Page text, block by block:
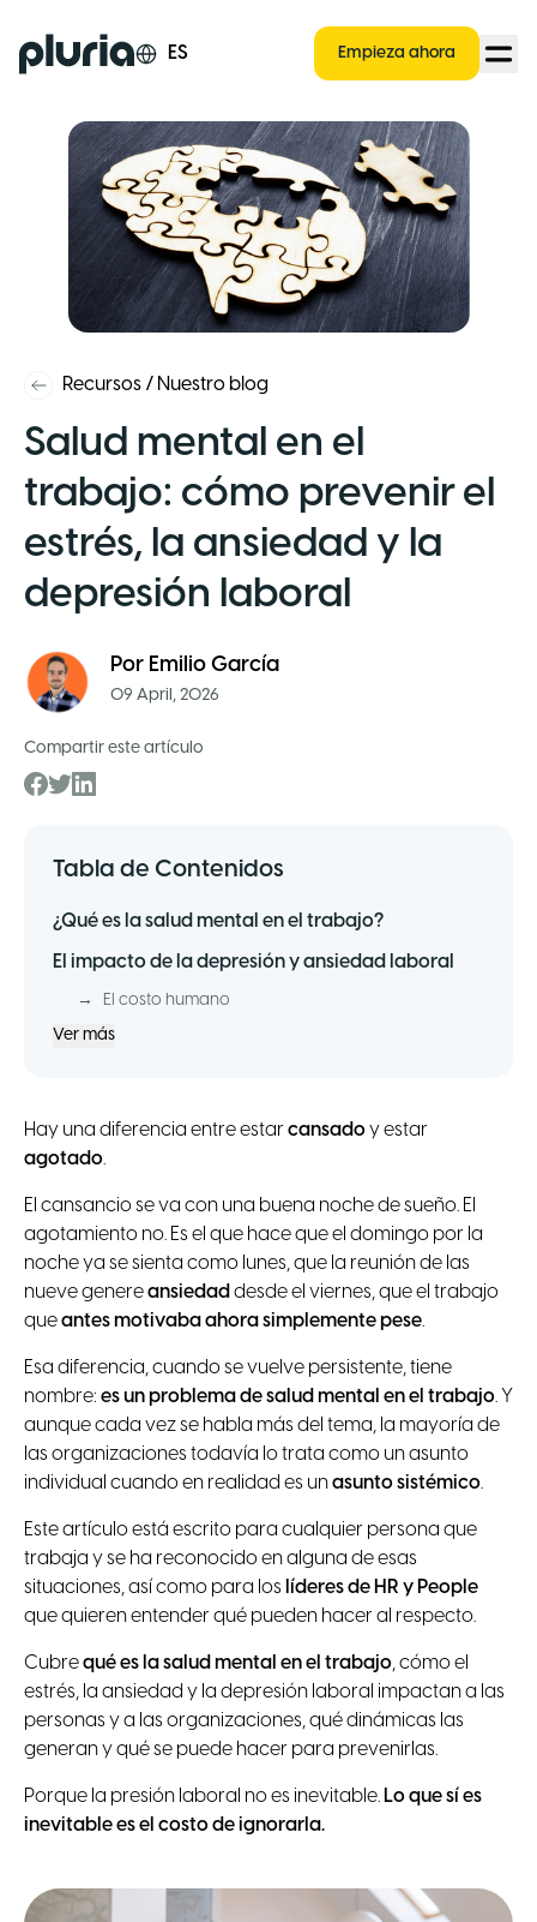
Logo Pluria ES Empieza ahora
Recursos / Nuestro blog
Salud mental en el
trabajo: cómo prevenir el
estrés, la ansiedad y la
depresión laboral
Por Emilio García
09 April, 2026
Compartir este artículo
Tabla de Contenidos
¿Qué es la salud mental en el trabajo?
El impacto de la depresión y ansiedad laboral
→
El costo humano
Ver más
Hay una diferencia entre estarcansadoy estar
agotado.
El cansancio se va con una buena noche de sueño. El
agotamiento no. Es el que hace que el domingo por la
noche ya se sienta como lunes, que la reunión de las
nueve genereansiedad desde el viernes, que el trabajo
queantes motivaba ahora simplemente pese.
Esa diferencia, cuando se vuelve persistente, tiene
nombre: es un problema de salud mental en el trabajo. Y
aunque cada vez se habla más del tema, la mayoría de
las organizaciones todavía lo trata como un asunto
individual cuando en realidad es unasunto sistémico.
Este artículo está escrito para cualquier persona que
trabaja y se ha reconocido en alguna de esas
situaciones, así como para los líderes de HR y People
que quieren entender qué pueden hacer al respecto.
Cubrequé es la salud mental en el trabajo, cómo el
estrés, la ansiedad y la depresión laboral impactan a las
personas y a las organizaciones, qué dinámicas las
generan y qué se puede hacer para prevenirlas.
Porque la presión laboral no es inevitable. Lo que sí es
inevitable es el costo de ignorarla.